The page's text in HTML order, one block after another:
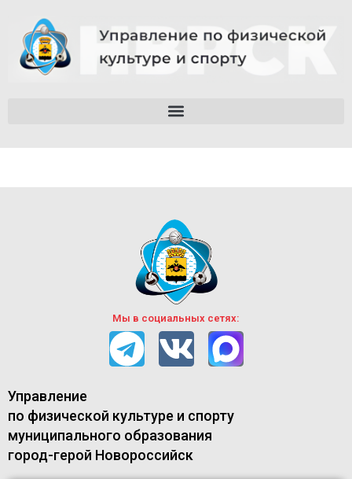
Мы в социальных сетях:
Управление
по физической культуре и спорту
муниципального образования
город-герой Новороссийск